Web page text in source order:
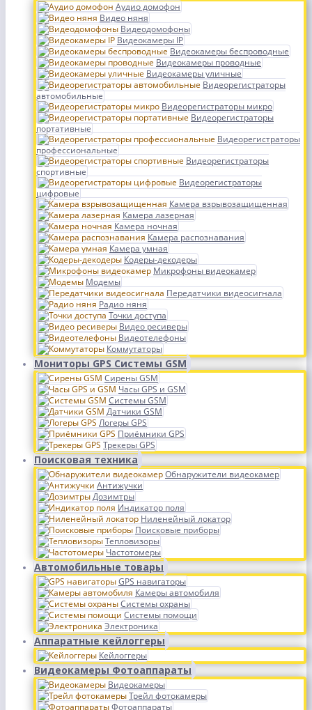
Аудио домофон
Видео няня
Видеодомофоны
Видеокамеры IP
Видеокамеры беспроводные
Видеокамеры проводные
Видеокамеры уличные
Видеорегистраторы
автомобильные
Видеорегистраторы микро
Видеорегистраторы
портативные
Видеорегистраторы
профессиональные
Видеорегистраторы
спортивные
Видеорегистраторы
цифровые
Камера взрывозащищенная
Камера лазерная
Камера ночная
Камера распознавания
Камера умная
Кодеры-декодеры
Микрофоны видеокамер
Модемы
Передатчики видеосигнала
Радио няня
Точки доступа
Видео ресиверы
Видеотелефоны
Коммутаторы
Мониторы GPS Системы GSM
Сирены GSM
Часы GPS и GSM
Системы GSM
Датчики GSM
Логеры GPS
Приёмники GPS
Трекеры GPS
Поисковая техника
Обнаружители видеокамер
Антижучки
Дозимтры
Индикатор поля
Ниленейный локатор
Поисковые приборы
Тепловизоры
Частотомеры
Автомобильные товары
GPS навигаторы
Камеры автомобиля
Системы охраны
Системы помощи
Электроника
Аппаратные кейлоггеры
Кейлоггеры
Видеокамеры Фотоаппараты
Видеокамеры
Трейл фотокамеры
Фотоаппараты